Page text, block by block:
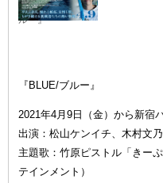
『BLUE/ブ
ルー』
『BLUE/ブルー』
2021年4月9日（金）から新宿
出演：松山ケンイチ、木村文
主題歌：竹原ピストル「きー
テインメント）